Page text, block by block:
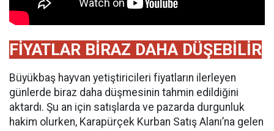
FİYATLAR BİRAZ DAHA DÜŞEBİLİR
Büyükbaş hayvan yetiştiricileri fiyatların ilerleyen
günlerde biraz daha düşmesinin tahmin edildiğini
aktardı. Şu an için satışlarda ve pazarda durgunluk
hakim olurken, Karapürçek Kurban Satış Alanı’na gelen